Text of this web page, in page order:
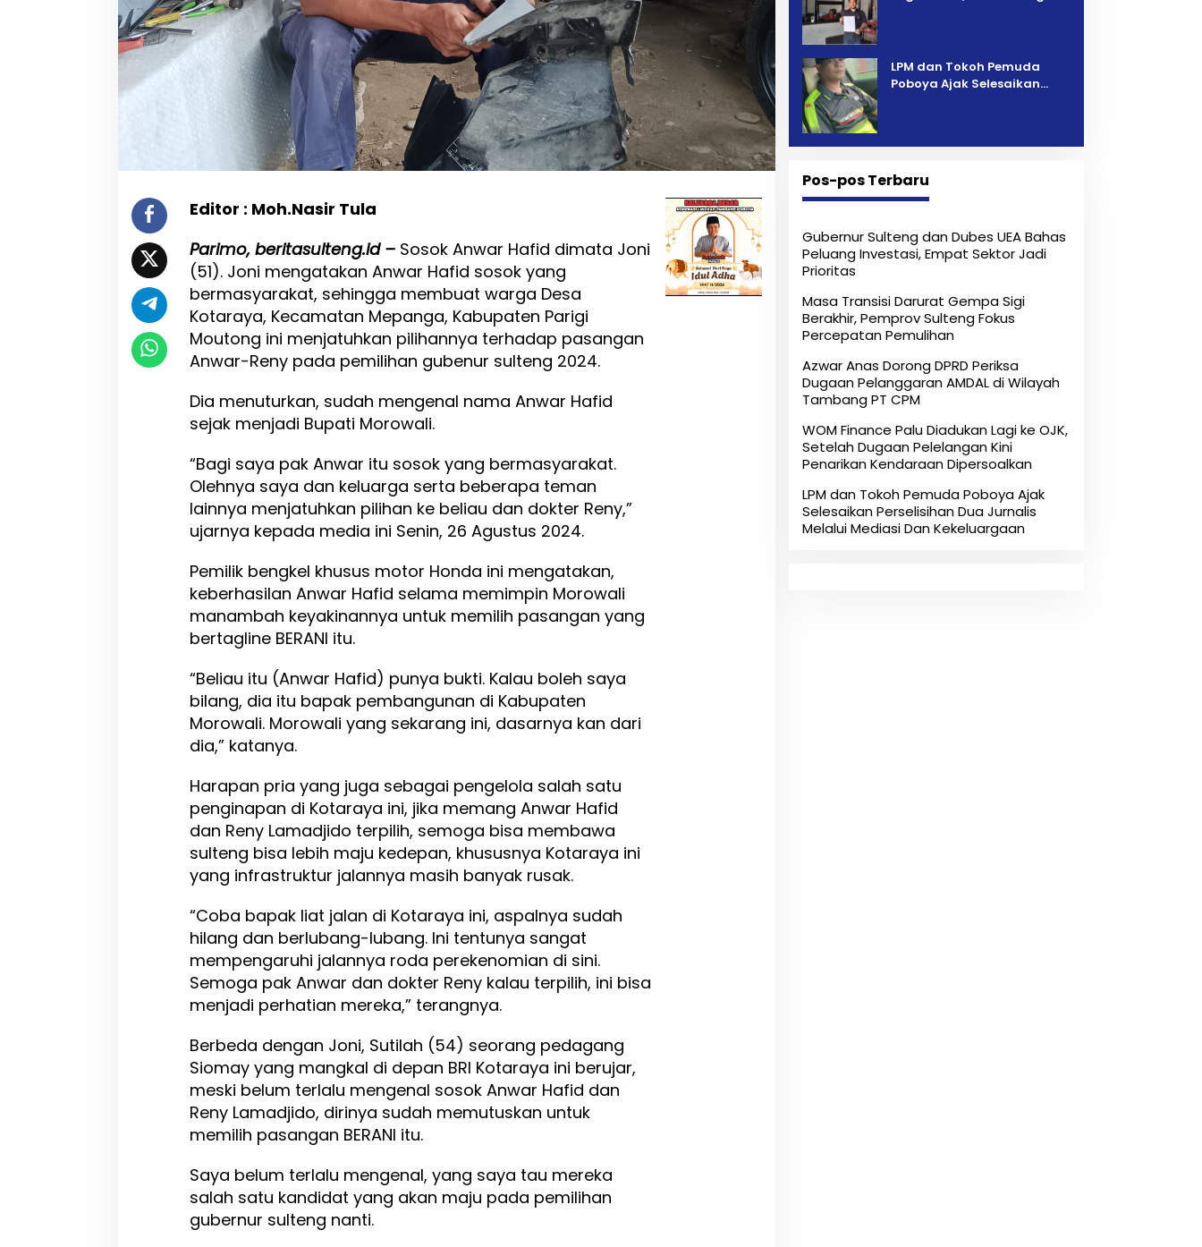
n
e
w
r
H
a
f
i
d
Editor : Moh.Nasir Tula
Parimo, beritasulteng.id – Sosok Anwar Hafid dimata Joni
(51). Joni mengatakan Anwar Hafid sosok yang
bermasyarakat, sehingga membuat warga Desa
Kotaraya, Kecamatan Mepanga, Kabupaten Parigi
Moutong ini menjatuhkan pilihannya terhadap pasangan
Anwar-Reny pada pemilihan gubenur sulteng 2024.
Dia menuturkan, sudah mengenal nama Anwar Hafid
sejak menjadi Bupati Morowali.
“Bagi saya pak Anwar itu sosok yang bermasyarakat.
Olehnya saya dan keluarga serta beberapa teman
lainnya menjatuhkan pilihan ke beliau dan dokter Reny,”
ujarnya kepada media ini Senin, 26 Agustus 2024.
Pemilik bengkel khusus motor Honda ini mengatakan,
keberhasilan Anwar Hafid selama memimpin Morowali
manambah keyakinannya untuk memilih pasangan yang
bertagline BERANI itu.
“Beliau itu (Anwar Hafid) punya bukti. Kalau boleh saya
bilang, dia itu bapak pembangunan di Kabupaten
Morowali. Morowali yang sekarang ini, dasarnya kan dari
dia,” katanya.
Harapan pria yang juga sebagai pengelola salah satu
penginapan di Kotaraya ini, jika memang Anwar Hafid
dan Reny Lamadjido terpilih, semoga bisa membawa
sulteng bisa lebih maju kedepan, khususnya Kotaraya ini
yang infrastruktur jalannya masih banyak rusak.
“Coba bapak liat jalan di Kotaraya ini, aspalnya sudah
hilang dan berlubang-lubang. Ini tentunya sangat
mempengaruhi jalannya roda perekenomian di sini.
Semoga pak Anwar dan dokter Reny kalau terpilih, ini bisa
menjadi perhatian mereka,” terangnya.
Berbeda dengan Joni, Sutilah (54) seorang pedagang
Siomay yang mangkal di depan BRI Kotaraya ini berujar,
meski belum terlalu mengenal sosok Anwar Hafid dan
Reny Lamadjido, dirinya sudah memutuskan untuk
memilih pasangan BERANI itu.
Saya belum terlalu mengenal, yang saya tau mereka
salah satu kandidat yang akan maju pada pemilihan
gubernur sulteng nanti.
LPM dan Tokoh Pemuda
Poboya Ajak Selesaikan
Pos-pos Terbaru
Gubernur Sulteng dan Dubes UEA Bahas
Peluang Investasi, Empat Sektor Jadi
Prioritas
Masa Transisi Darurat Gempa Sigi
Berakhir, Pemprov Sulteng Fokus
Percepatan Pemulihan
Azwar Anas Dorong DPRD Periksa
Dugaan Pelanggaran AMDAL di Wilayah
Tambang PT CPM
‎WOM Finance Palu Diadukan Lagi ke OJK,
Setelah Dugaan Pelelangan Kini
Penarikan Kendaraan Dipersoalkan ‎
LPM dan Tokoh Pemuda Poboya Ajak
Selesaikan Perselisihan Dua Jurnalis
Melalui Mediasi Dan Kekeluargaan